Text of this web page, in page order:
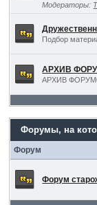
Модераторы:
Подбор
АРХИВ
АРХИВ
Форумы, на
Форум
Форум